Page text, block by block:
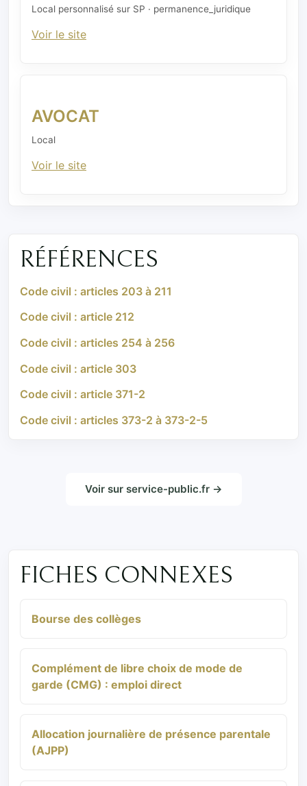
Local personnalisé sur SP · permanence_juridique
Voir le site
AVOCAT
Local
Voir le site
RÉFÉRENCES
Code civil : articles 203 à 211
Code civil : article 212
Code civil : articles 254 à 256
Code civil : article 303
Code civil : article 371-2
Code civil : articles 373-2 à 373-2-5
Voir sur service-public.fr →
FICHES CONNEXES
Bourse des collèges
Complément de libre choix de mode de
garde (CMG) : emploi direct
Allocation journalière de présence parentale
(AJPP)